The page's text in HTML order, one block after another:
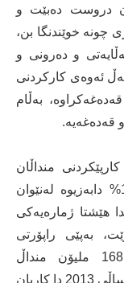
دروست دەبێت و
چونە خوێندنگا بن،
و دەرونی و
ئەوەی كاركردنی
بەڵام
قەدەغەیە.
منداڵان
لەسەر ئاستی جیهانی لە 25% وە بۆ 10% دابەزیوە لەنێوان
ئەوەشدا هێشتا ژمارەیەكی
بەپێی راپۆرتی
رێكخراوی كاری نێودەوڵەتی نزیكەی 168 ملیۆن منداڵ
كەتەمەنیان لەنێوان 5 بۆ 17 ساڵیدا بووە لەساڵی 2013 دا كاریان